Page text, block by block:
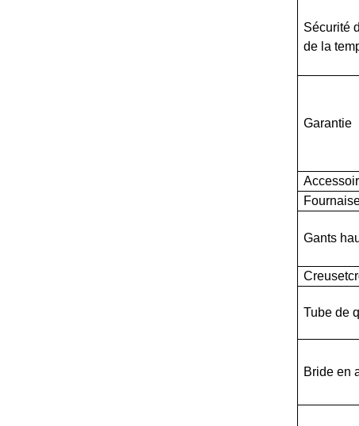
Sécurité
de la
Garantie
Gants
Creuset
Tube de
Bride en